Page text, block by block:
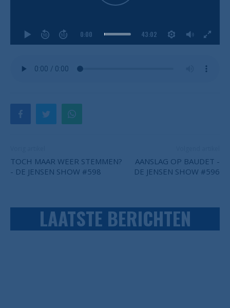
0:00 43:02
TOCH MAAR WEER STEMMEN?
- DE JENSEN SHOW #598
AANSLAG OP BAUDET -
DE JENSEN SHOW #596
LAATSTE BERICHTEN